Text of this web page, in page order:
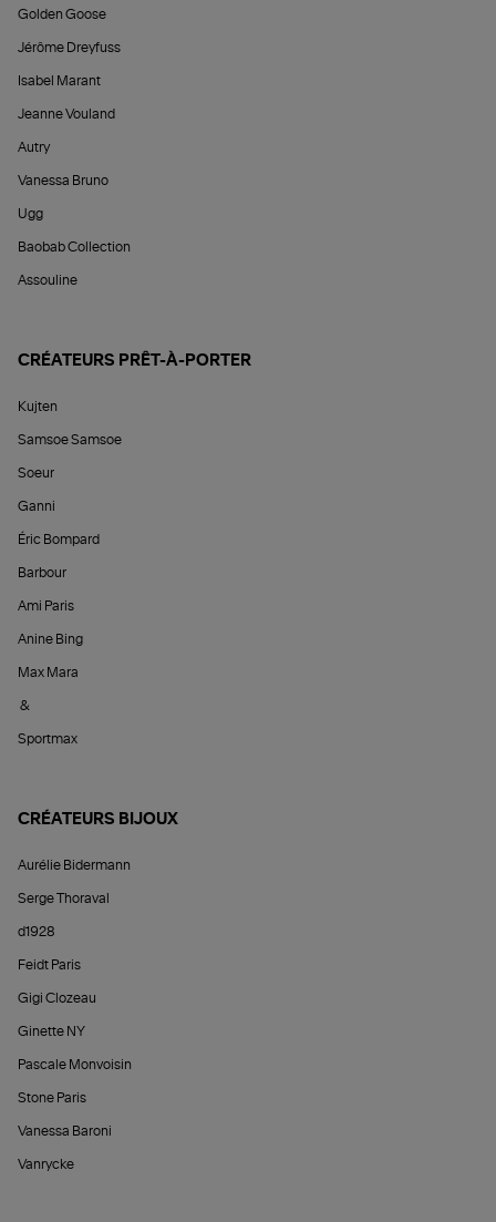
Golden Goose
Jérôme Dreyfuss
Isabel Marant
Jeanne Vouland
Autry
Vanessa Bruno
Ugg
Baobab Collection
Assouline
CRÉATEURS PRÊT-À-PORTER
Kujten
Samsoe Samsoe
Soeur
Ganni
Éric Bompard
Barbour
Ami Paris
Anine Bing
Max Mara
&
Sportmax
CRÉATEURS BIJOUX
Aurélie Bidermann
Serge Thoraval
d1928
Feidt Paris
Gigi Clozeau
Ginette NY
Pascale Monvoisin
Stone Paris
Vanessa Baroni
Vanrycke